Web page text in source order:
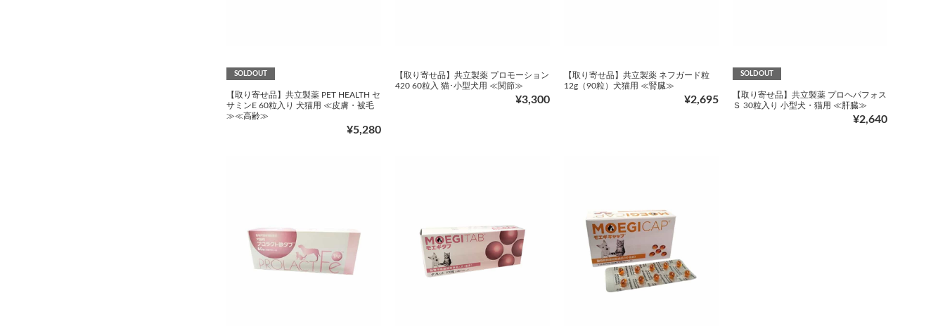
SOLDOUT
【取り寄せ品】共立製薬 PET HEALTH セ
サミンE 60粒入り 犬猫用 ≪皮膚・被毛
≫≪高齢≫
¥5,280
【取り寄せ品】共立製薬 プロモーション
420 60粒入 猫･小型犬用 ≪関節≫
¥3,300
【取り寄せ品】共立製薬 ネフガード粒
12g（90粒）犬猫用 ≪腎臓≫
¥2,695
SOLDOUT
【取り寄せ品】共立製薬 プロヘパフォス
Ｓ 30粒入り 小型犬・猫用 ≪肝臓≫
¥2,640